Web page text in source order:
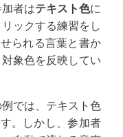
者はテキスト色に
ックする練習をし
られる言葉と書か
象色を反映してい
では、テキスト色
。しかし、参加者